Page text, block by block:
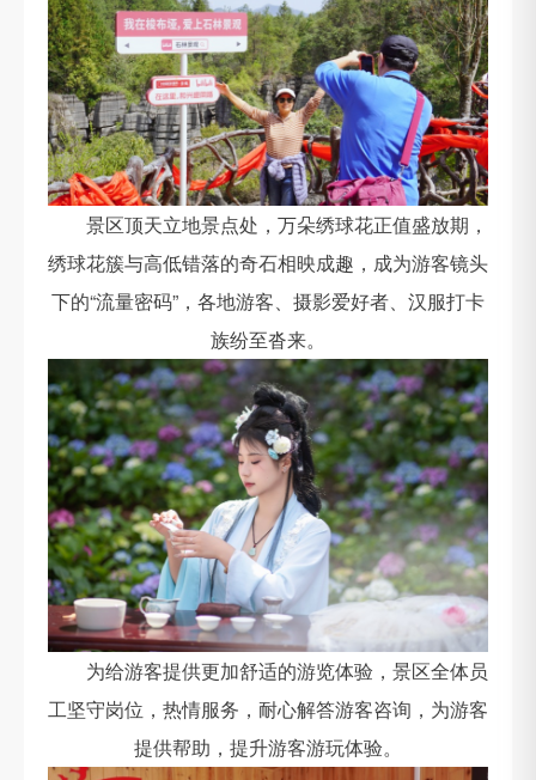
景区顶天立地景点处，万朵绣球花正值盛放期，
绣球花簇与高低错落的奇石相映成趣，成为游客镜头
下的“流量密码”，各地游客、摄影爱好者、汉服打卡
族纷至沓来。
为给游客提供更加舒适的游览体验，景区全体员
工坚守岗位，热情服务，耐心解答游客咨询，为游客
提供帮助，提升游客游玩体验。